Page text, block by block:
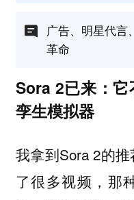
广告、明星代言
革命
Sora 2已来：
孪生模拟器
我拿到Sora 2的
了很多视频，那